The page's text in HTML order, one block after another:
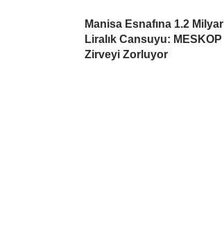
Manisa Esnafına 1.2 Milyar
Liralık Cansuyu: MESKOP
Zirveyi Zorluyor